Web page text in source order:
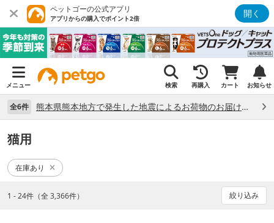
ペットゴーの公式アプリ
アプリからの購入でポイント2倍 開く
メニュー 検索 再購入 カート お知らせ
全6件 熊本県熊本地方で発生した地震によるお荷物のお届け状況について （7/28）
猫用
在庫あり
1 - 24件（全 3,366件） 絞り込み